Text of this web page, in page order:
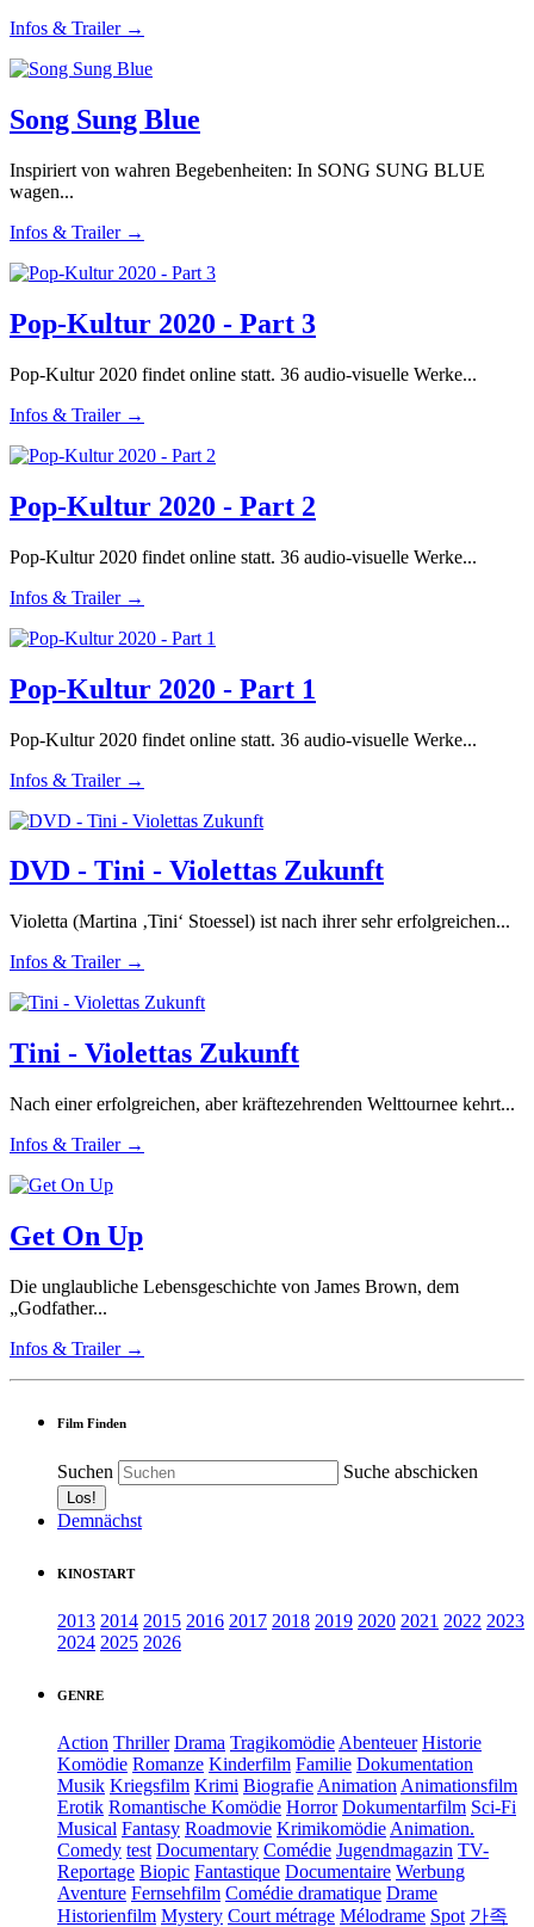
Infos & Trailer →
Song Sung Blue
Inspiriert von wahren Begebenheiten: In SONG SUNG BLUE
wagen...
Infos & Trailer →
Pop-Kultur 2020 - Part 3
Pop-Kultur 2020 findet online statt. 36 audio-visuelle Werke...
Infos & Trailer →
Pop-Kultur 2020 - Part 2
Pop-Kultur 2020 findet online statt. 36 audio-visuelle Werke...
Infos & Trailer →
Pop-Kultur 2020 - Part 1
Pop-Kultur 2020 findet online statt. 36 audio-visuelle Werke...
Infos & Trailer →
DVD - Tini - Violettas Zukunft
Violetta (Martina ‚Tini‘ Stoessel) ist nach ihrer sehr erfolgreichen...
Infos & Trailer →
Tini - Violettas Zukunft
Nach einer erfolgreichen, aber kräftezehrenden Welttournee kehrt...
Infos & Trailer →
Get On Up
Die unglaubliche Lebensgeschichte von James Brown, dem
„Godfather...
Infos & Trailer →
Film Finden
Suchen Suche abschicken
Demnächst
KINOSTART
2013 2014 2015 2016 2017 2018 2019 2020 2021 2022 2023
2024 2025 2026
GENRE
Action Thriller Drama Tragikomödie Abenteuer Historie
Komödie Romanze Kinderfilm Familie Dokumentation
Musik Kriegsfilm Krimi Biografie Animation Animationsfilm
Erotik Romantische Komödie Horror Dokumentarfilm Sci-Fi
Musical Fantasy Roadmovie Krimikomödie Animation.
Comedy test Documentary Comédie Jugendmagazin TV-
Reportage Biopic Fantastique Documentaire Werbung
Aventure Fernsehfilm Comédie dramatique Drame
Historienfilm Mystery Court métrage Mélodrame Spot 가족